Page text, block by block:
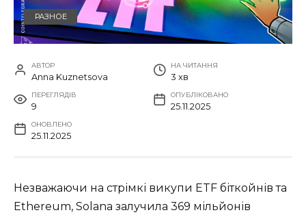
РАЗНОЕ
АВТОР
Anna Kuznetsova
НА ЧИТАННЯ
3 хв
ПЕРЕГЛЯДІВ
9
ОПУБЛІКОВАНО
25.11.2025
ОНОВЛЕНО
25.11.2025
Незважаючи на стрімкі викупи ETF біткойнів та
Ethereum, Solana залучила 369 мільйонів